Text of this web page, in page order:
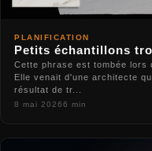
PLANIFICATION
Petits échantillons
Cette phrase est tombée lors
Elle venait d'une architecte
résultat de tr...
8 mai 20266 min